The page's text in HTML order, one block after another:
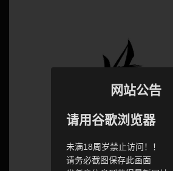
网站公告
请用谷歌浏览器
未满18周岁禁止访问！！
请务必截图保存此画面